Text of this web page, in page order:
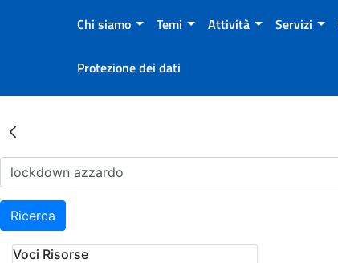
Chi siamo Temi Attività Servizi
Protezione dei dati
Risultati della Ricerca -
Ricerca
Voci Risorse